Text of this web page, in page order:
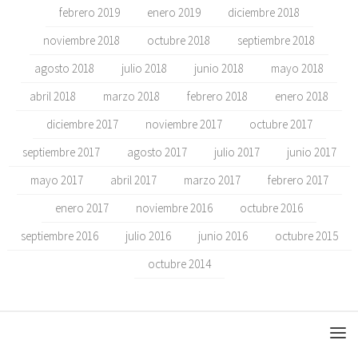
febrero 2019
enero 2019
diciembre 2018
noviembre 2018
octubre 2018
septiembre 2018
agosto 2018
julio 2018 junio 2018
mayo 2018
abril 2018
marzo 2018 febrero 2018
enero 2018
diciembre 2017
noviembre 2017
octubre 2017
septiembre 2017
agosto 2017 julio 2017
junio 2017
mayo 2017
abril 2017 marzo 2017
febrero 2017
enero 2017
noviembre 2016
octubre 2016
septiembre 2016
julio 2016 junio 2016
octubre 2015
octubre 2014